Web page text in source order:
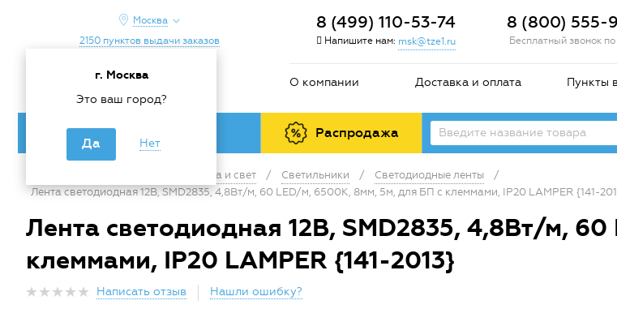
Москва
г. Москва
Это ваш город?
Да Нет
2150 пунктов выдачи заказов
8 (499) 110-53-74
Напишите нам: msk@tze1.ru
8 (800) 555-
Бесплатный звонок
О компании Доставка и оплата Пункты
Каталог товаров Распродажа
Электрика и свет / Светильники / Светодиодные ленты
/
Лента светодиодная 12В, SMD2835, 4,8Вт/м, 60 LED/м, 6500К, 8мм, 5м, для БП с клеммами, IP20 LAMPER {141-
Лента светодиодная 12В, SMD2835, 4,8Вт/м,
клеммами, IP20 LAMPER {141-2013}
Написать отзыв Нашли ошибку?